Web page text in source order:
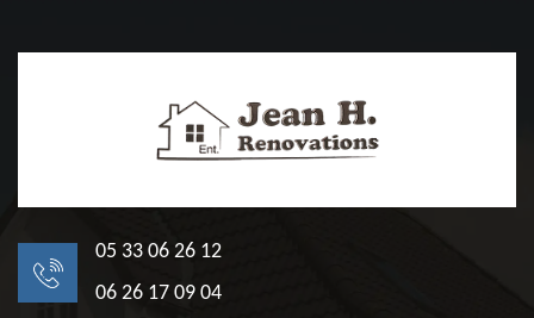
05 33 06 26 12
06 26 17 09 04